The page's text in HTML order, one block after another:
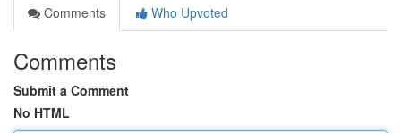
Comments
Who Upvoted
Comments
Submit a Comment
No HTML